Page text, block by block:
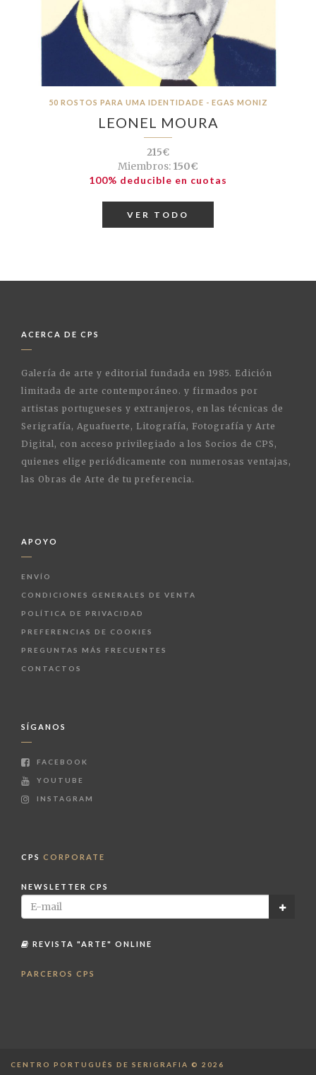
50 ROSTOS PARA UMA IDENTIDADE - EGAS MONIZ
LEONEL MOURA
215€
Miembros: 150€
100% deducible en cuotas
VER TODO
ACERCA DE CPS
Galería de arte y editorial fundada en 1985. Edición
limitada de arte contemporáneo. y firmados por
artistas portugueses y extranjeros, en las técnicas de
Serigrafía, Aguafuerte, Litografía, Fotografía y Arte
Digital, con acceso privilegiado a los Socios de CPS,
quienes elige periódicamente con numerosas ventajas,
las Obras de Arte de tu preferencia.
APOYO
ENVÍO
CONDICIONES GENERALES DE VENTA
POLÍTICA DE PRIVACIDAD
PREFERENCIAS DE COOKIES
PREGUNTAS MÁS FRECUENTES
CONTACTOS
SÍGANOS
FACEBOOK
YOUTUBE
INSTAGRAM
CPS CORPORATE
NEWSLETTER CPS
REVISTA "ARTE" ONLINE
PARCEROS CPS
CENTRO PORTUGUÊS DE SERIGRAFIA © 2026